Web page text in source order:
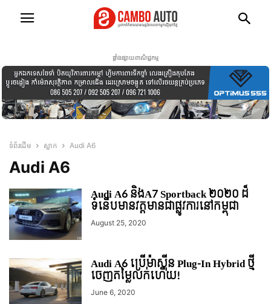
ផ្ទាំងផ្សាយពាណិជ្ជកម្ម
ទំព័រដើម ស្លាក Audi A6
Audi A6
Audi A6 និងA7 Sportback ២០២០ ដ៏
ទំនើបមានវត្តមានជាផ្លូវការនៅកម្ពុជា
August 25, 2020
Audi A6 ប្រើម៉ាស៊ីន Plug-In Hybrid ថ្មី
ចេញតម្លៃលក់ហើយ!
June 6, 2020